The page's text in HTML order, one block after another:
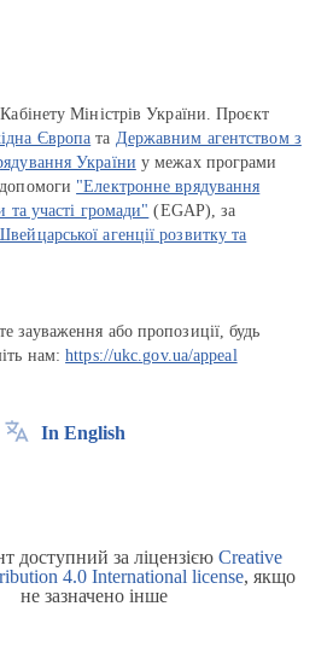
Міністрів України. Проєкт
Європа та Державним агентством з
України у межах програми
"Електронне врядування
та участі громади" (EGAP), за
агенції розвитку та
зауваження або пропозиції, будь
нам:https://ukc.gov.ua/appeal
In English
доступний за ліцензією Creative
4.0 International license, якщо
не зазначено інше